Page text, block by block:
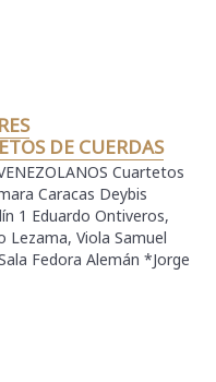
DE CUERDAS
Cuartetos
Caracas Deybis
1 Eduardo Ontiveros,
Lezama, Viola Samuel
Fedora Alemán *Jorge
Venezuela *Fernando
mundial *Carlos Useda